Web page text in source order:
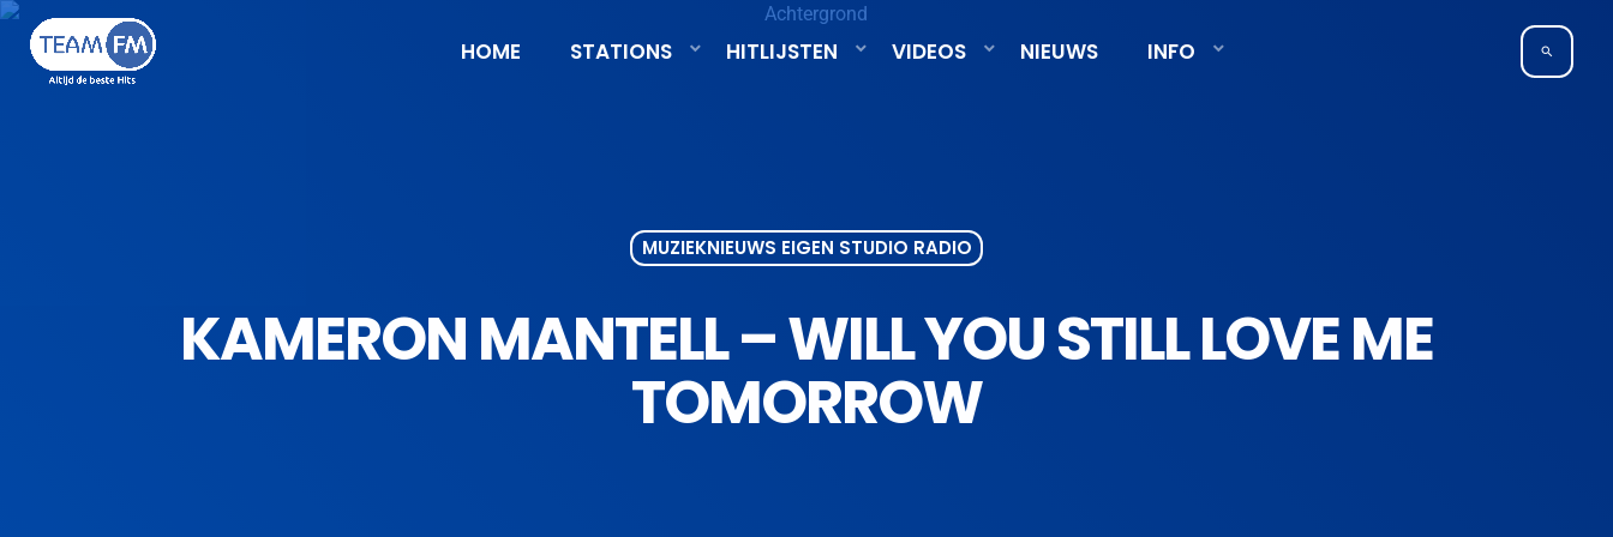
HOME STATIONS HITLIJSTEN VIDEOS NIEUWS INFO search
MUZIEKNIEUWS EIGEN STUDIO RADIO
KAMERON MANTELL – WILL YOU STILL LOVE ME
TOMORROW